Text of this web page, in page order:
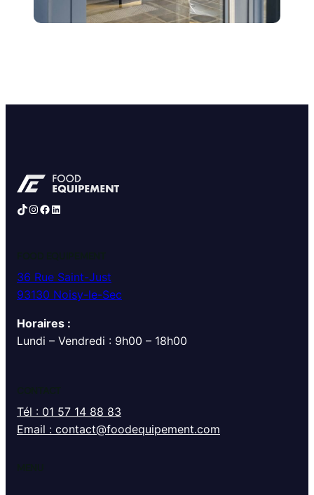
TikTok Instagram Facebook LinkedIn
36 Rue Saint-Just
93130 Noisy-le-Sec
Horaires :
Lundi – Vendredi : 9h00 – 18h00
Tél : 01 57 14 88 83
Email : contact@foodequipement.com